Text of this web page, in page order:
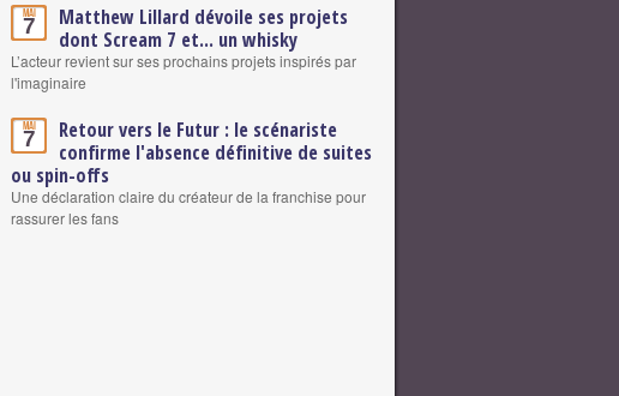
Mai
7
Matthew Lillard dévoile ses projets
dont Scream 7 et... un whisky
L’acteur revient sur ses prochains projets inspirés par
l'imaginaire
Mai
7
Retour vers le Futur : le scénariste
confirme l'absence définitive de suites
ou spin-offs
Une déclaration claire du créateur de la franchise pour
rassurer les fans